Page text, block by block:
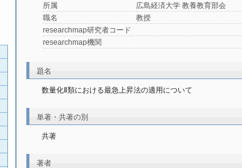
所属
広島経済大学 教養教育部会
職名
教授
researchmap研究者コード
researchmap機関
題名
数量化Ⅱ類における最急上昇法の適用について
単著・共著の別
共著
著者